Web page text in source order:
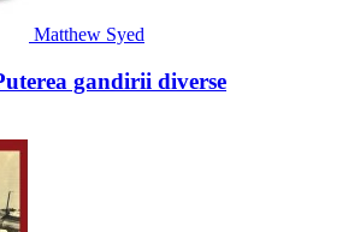
Matthew Syed
gandirii diverse